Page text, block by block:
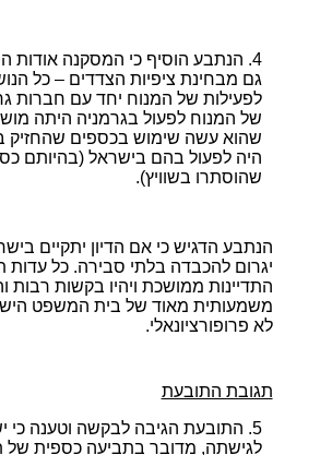
הנתבע הוסיף כי המסקנה אודות
גם מבחינת ציפיות הצדדים – כל
לפעילות של המנוח יחד עם חברות
של המנוח לפעול בגרמניה היתה
שהוא עשה שימוש בכספים שהחזיק
היה לפעול בהם בישראל (בהיותם
שהוסתרו בשוויץ).
הנתבע הדגיש כי אם הדיון יתקיים
יגרום להכבדה בלתי סבירה. כל עדות
התדיינות ממושכת ויהיו בקשות רבות
משמעותית מאוד של בית המשפט
לא פרופורציונאלי.
תגובת התובעת
התובעת הגיבה לבקשה וטענה כי
לגישתה, מדובר בתביעה כספית של